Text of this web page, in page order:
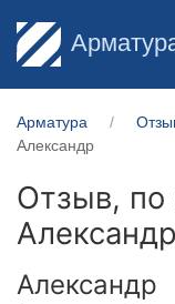
Арматура
Александр
Отзыв, по
Александр
Александр